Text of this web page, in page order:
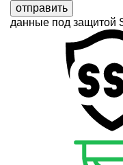
отправить
данные под защитой